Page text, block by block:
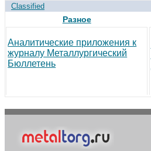
Classified
Разное
Аналитические приложения к
журналу Металлургический
Бюллетень